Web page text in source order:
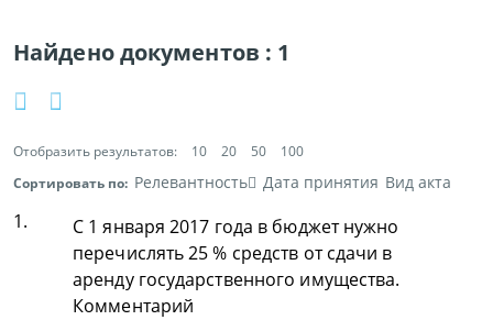
Найдено документов : 1
Отобразить результатов: 10 20 50
100
Сортировать по: Релевантность Дата принятия Вид акта
1.
С 1 января 2017 года в бюджет нужно
перечислять 25 % средств от сдачи в
аренду государственного имущества.
Комментарий